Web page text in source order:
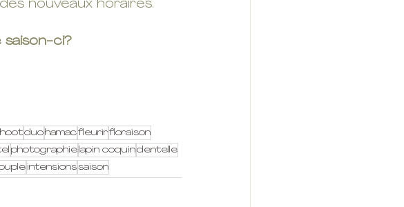
nouveaux horaires.
ci?
duohamacfleurirfloraison
photographielapin coquindentelle
intensionssaison